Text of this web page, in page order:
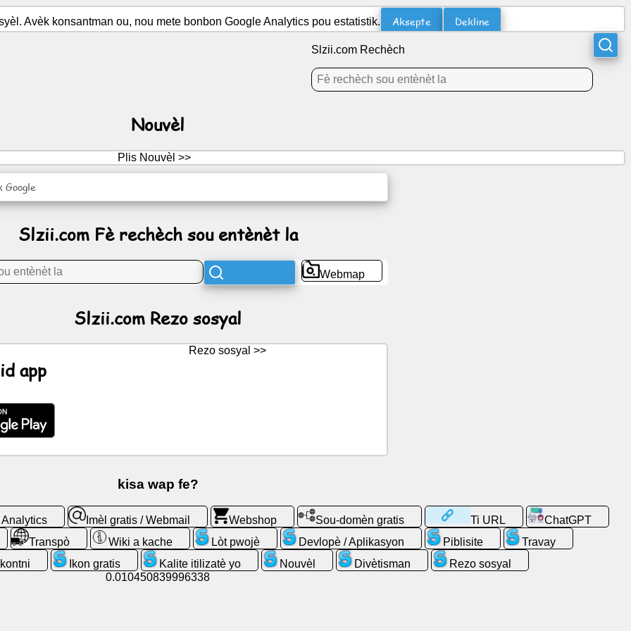
Avèk konsantman ou, nou mete bonbon Google Analytics pou estatistik. Aksepte Dekline
Slzii.com Rechèch
Nouvèl
Plis Nouvèl >>
Google
Slzii.com Fè rechèch sou entènèt la
Webmap
Slzii.com Rezo sosyal
app
Rezo sosyal >>
kisa wap fe?
Analytics Imèl gratis / Webmail Webshop Sou-domèn gratis Ti URL
ChatGPT
Transpò Wiki a kache Lòt pwojè Devlopè / Aplikasyon Piblisite
Travay
Ikon gratis Kalite itilizatè yo Nouvèl Divètisman
Rezo sosyal
0.010450839996338